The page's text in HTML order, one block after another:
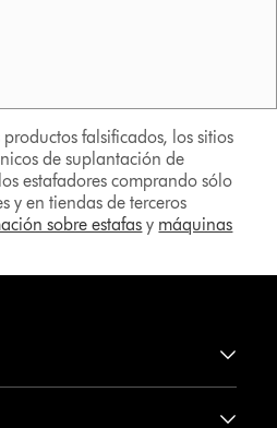
productos falsificados, los sitios
de suplantación de
estafadores comprando sólo
y en tiendas de terceros
sobre estafas y máquinas